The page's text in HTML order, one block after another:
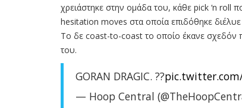
χρειάστηκε στην ομάδα του, κάθε pick ‘n roll
hesitation moves στα οποία επιδόθηκε
Το δε coast-to-coast το οποίο έκανε σχεδόν
του.
GORAN DRAGIC. ??pic.twitter.com/
— Hoop Central